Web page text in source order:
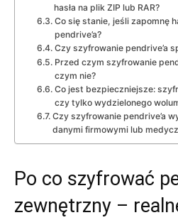
hasła na plik ZIP lub RAR?
Co się stanie, jeśli zapomnę
pendrive’a?
Czy szyfrowanie pendrive’a
Przed czym szyfrowanie
czym nie?
Co jest bezpieczniejsze:
czy tylko wydzielonego
Czy szyfrowanie pendrive’a
danymi firmowymi lub
Po co szyfrować
zewnętrzny –